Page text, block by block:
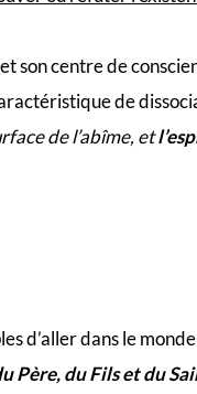
son centre de
de
de l’abîme, et
d’aller dans le
Père, du Fils et du